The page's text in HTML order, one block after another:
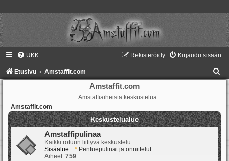
UKK Kirjaudu sisään
Rekisteröidy
Etusivu Amstaffit.com
Amstaffit.com
Amstaffiaiheista keskustelua
Amstaffit.com
Keskustelualue
Amstaffipulinaa
Kaikki rotuun liittyvä keskustelu
Sisäalue:
Pentuepulinat ja onnittelut
Aiheet: 759